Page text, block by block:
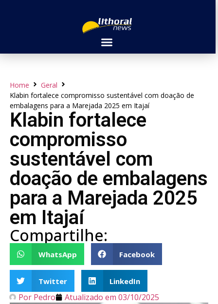
Home
Geral
Klabin fortalece compromisso sustentável com doação de
embalagens para a Marejada 2025 em Itajaí
Klabin fortalece
compromisso
sustentável com
doação de embalagens
para a Marejada 2025
em Itajaí
Compartilhe:
WhatsApp Facebook
Twitter LinkedIn
Por Pedro Atualizado em 03/10/2025